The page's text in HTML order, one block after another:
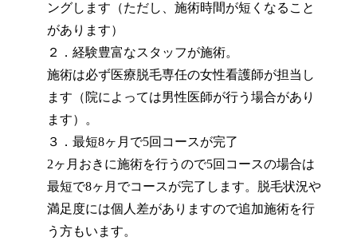
ングします（ただし、施術時間が短くなること
があります）
２．経験豊富なスタッフが施術。
施術は必ず医療脱毛専任の女性看護師が担当し
ます（院によっては男性医師が行う場合があり
ます）。
３．最短8ヶ月で5回コースが完了
2ヶ月おきに施術を行うので5回コースの場合は
最短で8ヶ月でコースが完了します。脱毛状況や
満足度には個人差がありますので追加施術を行
う方もいます。